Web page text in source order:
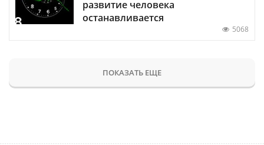
развитие человека
останавливается
5068
ПОКАЗАТЬ ЕЩЕ